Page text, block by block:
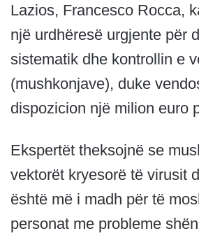
Lazios, Francesco Rocca,
një urdhëresë urgjente për
sistematik dhe kontrollin e
(mushkonjave), duke
dispozicion një milion euro
Ekspertët theksojnë se
vektorët kryesorë të virusit
është më i madh për të
personat me probleme